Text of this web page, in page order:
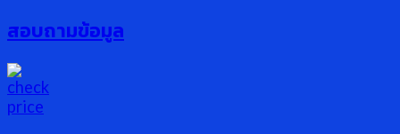
สอบถามข้อมูล